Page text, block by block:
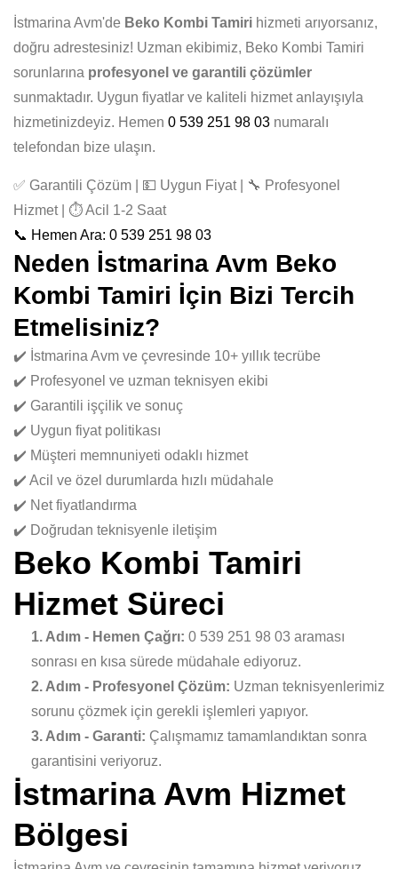
İstmarina Avm'de Beko Kombi Tamiri hizmeti arıyorsanız,
doğru adrestesiniz! Uzman ekibimiz, Beko Kombi Tamiri
sorunlarına profesyonel ve garantili çözümler
sunmaktadır. Uygun fiyatlar ve kaliteli hizmet anlayışıyla
hizmetinizdeyiz. Hemen 0 539 251 98 03 numaralı
telefondan bize ulaşın.
✅ Garantili Çözüm | 💵 Uygun Fiyat | 🔧 Profesyonel
Hizmet | ⏱️ Acil 1-2 Saat
📞 Hemen Ara: 0 539 251 98 03
Neden İstmarina Avm Beko
Kombi Tamiri İçin Bizi Tercih
Etmelisiniz?
✔️ İstmarina Avm ve çevresinde 10+ yıllık tecrübe
✔️ Profesyonel ve uzman teknisyen ekibi
✔️ Garantili işçilik ve sonuç
✔️ Uygun fiyat politikası
✔️ Müşteri memnuniyeti odaklı hizmet
✔️ Acil ve özel durumlarda hızlı müdahale
✔️ Net fiyatlandırma
✔️ Doğrudan teknisyenle iletişim
Beko Kombi Tamiri
Hizmet Süreci
1. Adım - Hemen Çağrı: 0 539 251 98 03 araması
sonrası en kısa sürede müdahale ediyoruz.
2. Adım - Profesyonel Çözüm: Uzman teknisyenlerimiz
sorunu çözmek için gerekli işlemleri yapıyor.
3. Adım - Garanti: Çalışmamız tamamlandıktan sonra
garantisini veriyoruz.
İstmarina Avm Hizmet
Bölgesi